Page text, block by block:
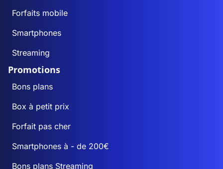
Forfaits mobile
Smartphones
Streaming
Promotions
Bons plans
Box à petit prix
Forfait pas cher
Smartphones à - de 200€
Bons plans Streaming